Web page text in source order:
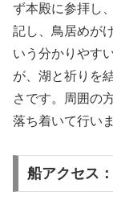
ず本殿に参拝し
記し、鳥居めが
いう分かりやす
が、湖と祈りを
さです。周囲の
落ち着いて行い
船アクセス